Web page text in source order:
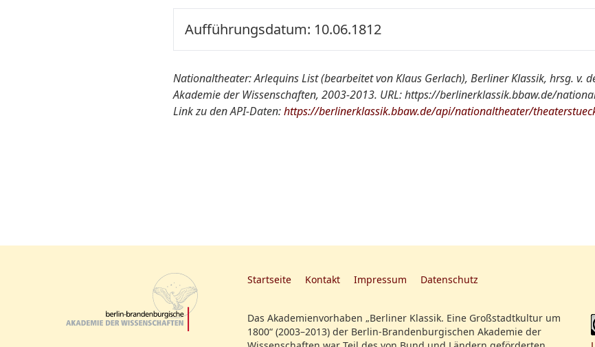
Aufführungsdatum: 10.06.1812
Nationaltheater von A-Z:
Arlequins List. Pantomimisches
getanzt von der Familie Kobler
Nationaltheater: Arlequins List (bearbeitet von Klaus Gerlach), Berliner Klassik, hrsg. v.
Akademie der Wissenschaften, 2003-2013. URL: https://berlinerklassik.bbaw.de/
Link zu den API-Daten:https://berlinerklassik.bbaw.de/api/nationaltheater/
Startseite Kontakt Impressum Datenschutz
Das Akademienvorhaben „Berliner Klassik. Eine Großstadtkultur um
1800“ (2003–2013) der Berlin-Brandenburgischen Akademie der